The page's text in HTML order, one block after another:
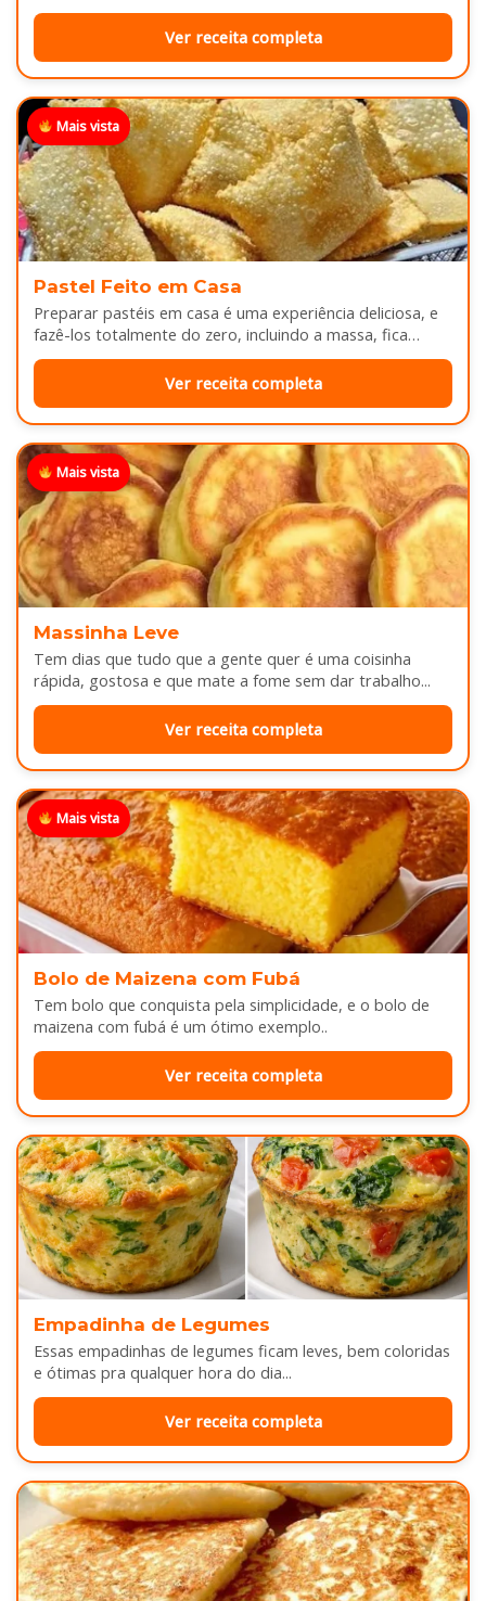
Ver receita completa
Mais vista
Pastel Feito em Casa
Preparar pastéis em casa é uma experiência deliciosa, e
fazê-los totalmente do zero, incluindo a massa, fica
melhor ainda...
Ver receita completa
Mais vista
Massinha Leve
Tem dias que tudo que a gente quer é uma coisinha
rápida, gostosa e que mate a fome sem dar trabalho...
Ver receita completa
Mais vista
Bolo de Maizena com Fubá
Tem bolo que conquista pela simplicidade, e o bolo de
maizena com fubá é um ótimo exemplo..
Ver receita completa
Empadinha de Legumes
Essas empadinhas de legumes ficam leves, bem coloridas
e ótimas pra qualquer hora do dia...
Ver receita completa